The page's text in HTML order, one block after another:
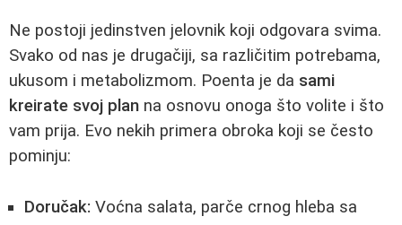
Ne postoji jedinstven jelovnik koji odgovara svima.
Svako od nas je drugačiji, sa različitim potrebama,
ukusom i metabolizmom. Poenta je da sami
kreirate svoj plan na osnovu onoga što volite i što
vam prija. Evo nekih primera obroka koji se često
pominju:
Doručak: Voćna salata, parče crnog hleba sa